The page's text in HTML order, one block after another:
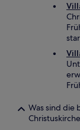
Was sind die